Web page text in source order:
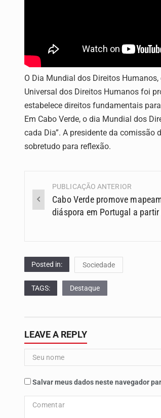
O Dia Mundial dos Direitos
Universal dos Direitos Humanos foi
estabelece direitos fundamentais
Em Cabo Verde, o dia Mundial dos
cada Dia”. A presidente da comissão
sobretudo para reflexão.
Navegação
(Posts)
PUBLICAÇÃO ANTERIOR
Cabo Verde promove
diáspora em Portugal a partir
Posted in: Sociedade
TAGS: Destaque
LEAVE A REPLY
Salvar meus dados neste navegador